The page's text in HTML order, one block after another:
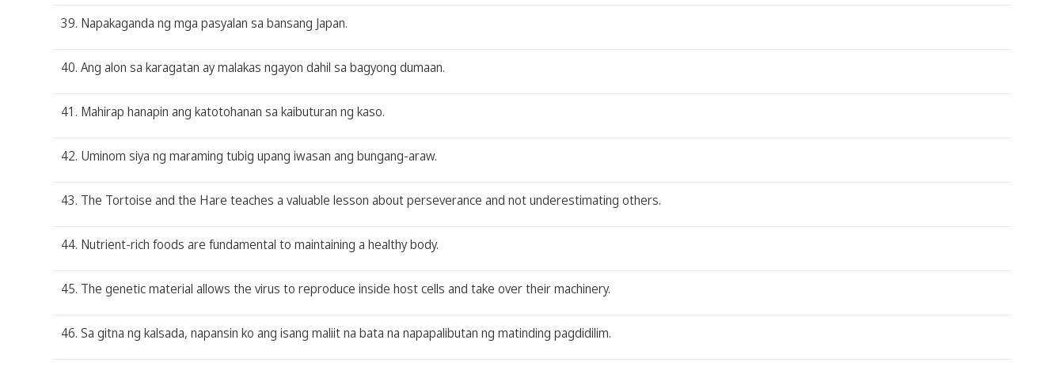
39. Napakaganda ng mga pasyalan sa bansang Japan.
40. Ang alon sa karagatan ay malakas ngayon dahil sa bagyong dumaan.
41. Mahirap hanapin ang katotohanan sa kaibuturan ng kaso.
42. Uminom siya ng maraming tubig upang iwasan ang bungang-araw.
43. The Tortoise and the Hare teaches a valuable lesson about perseverance and not underestimating others.
44. Nutrient-rich foods are fundamental to maintaining a healthy body.
45. The genetic material allows the virus to reproduce inside host cells and take over their machinery.
46. Sa gitna ng kalsada, napansin ko ang isang maliit na bata na napapalibutan ng matinding pagdidilim.